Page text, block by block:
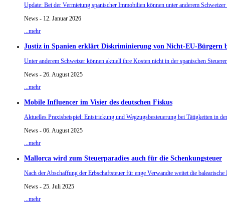
Update: Bei der Vermietung spanischer Immobilien können unter anderem
News - 12. Januar 2026
...mehr
Justiz in Spanien erklärt Diskriminierung von Nicht-EU-Bürgern
Unter anderem Schweizer können aktuell ihre Kosten nicht in der spanischen
News - 26. August 2025
...mehr
Mobile Influencer im Visier des deutschen Fiskus
Aktuelles Praxisbeispiel: Entstrickung und Wegzugsbesteuerung bei Tätigkeiten in
News - 06. August 2025
...mehr
Mallorca wird zum Steuerparadies auch für die Schenkungsteuer
Nach der Abschaffung der Erbschaftsteuer für enge Verwandte weitet die
News - 25. Juli 2025
...mehr